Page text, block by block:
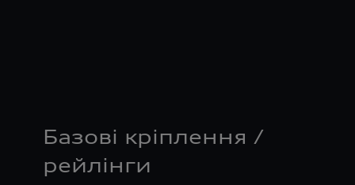
Базові кріплення /
рейлінги